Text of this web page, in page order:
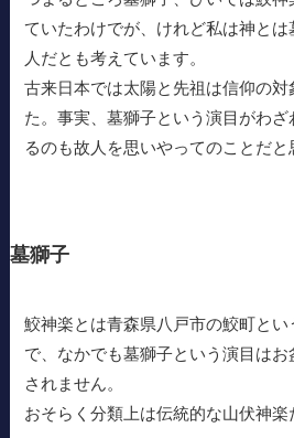
ていたわけでが、けれど私は神と
人だとも考えています。
古来日本では太陽と先祖は信仰の
た。事実、墓獅子という演目がわ
るのも故人を思いやってのことだと
墓獅子
鮫神楽とは青森県八戸市の鮫町と
で、なかでも墓獅子という演目はお
されません。
おそらく分類上は伝統的な山伏神楽